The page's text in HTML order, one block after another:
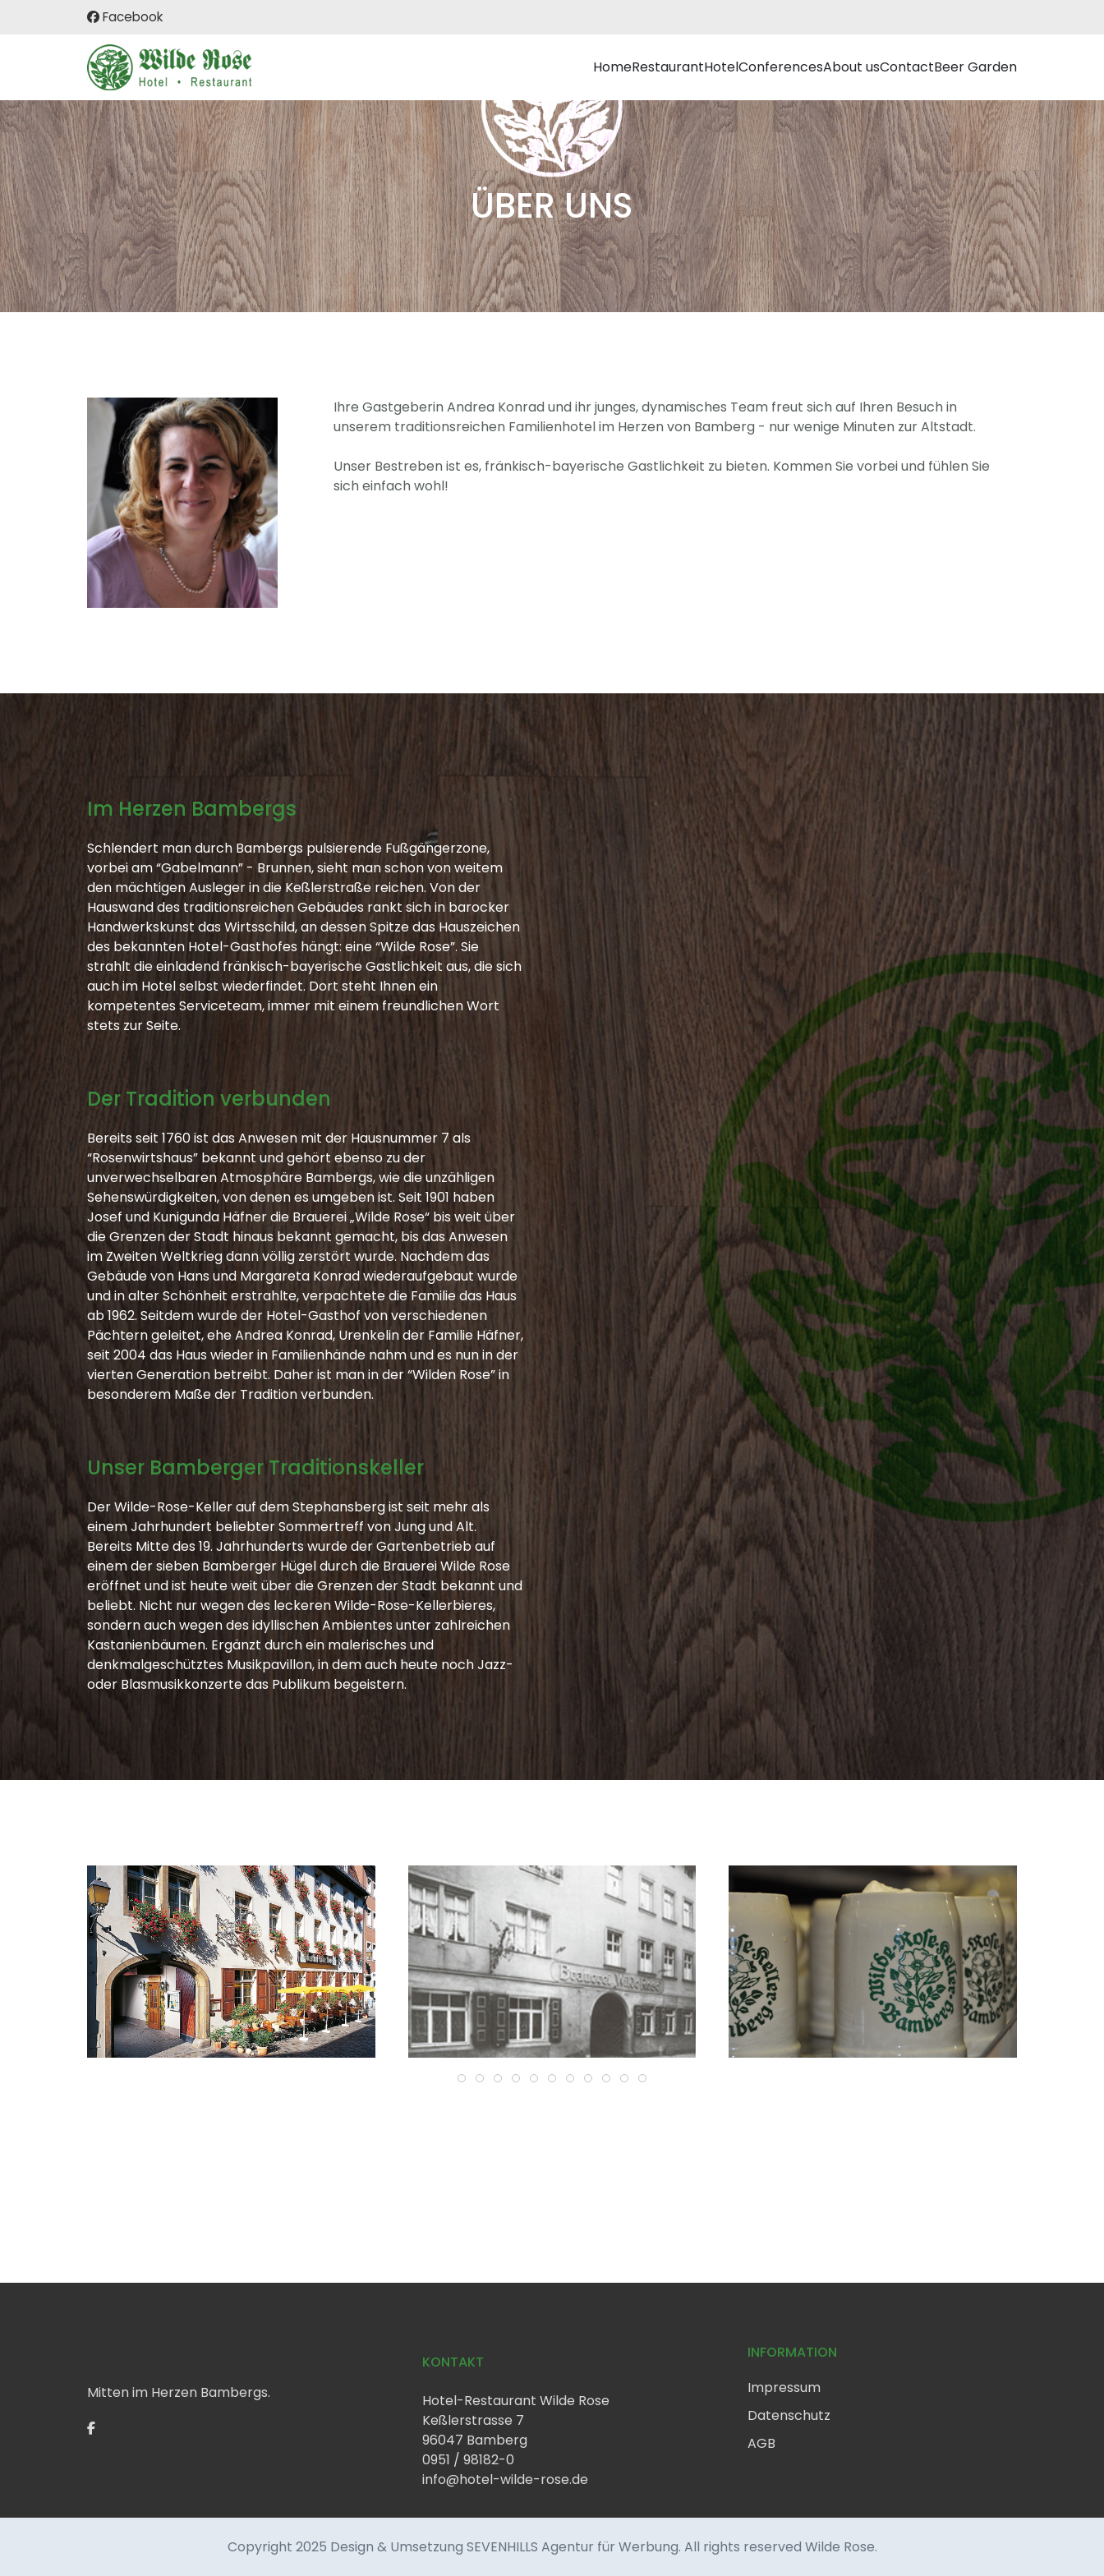
Facebook
HomeRestaurantHotelConferencesAbout usContactBeer Garden
ÜBER UNS
Ihre Gastgeberin Andrea Konrad und ihr junges, dynamisches Team freut sich auf Ihren Besuch in
unserem traditionsreichen Familienhotel im Herzen von Bamberg - nur wenige Minuten zur Altstadt.
Unser Bestreben ist es, fränkisch-bayerische Gastlichkeit zu bieten. Kommen Sie vorbei und fühlen Sie
sich einfach wohl!
Im Herzen Bambergs
Schlendert man durch Bambergs pulsierende Fußgängerzone,
vorbei am “Gabelmann” - Brunnen, sieht man schon von weitem
den mächtigen Ausleger in die Keßlerstraße reichen. Von der
Hauswand des traditionsreichen Gebäudes rankt sich in barocker
Handwerkskunst das Wirtsschild, an dessen Spitze das Hauszeichen
des bekannten Hotel-Gasthofes hängt: eine “Wilde Rose”. Sie
strahlt die einladend fränkisch-bayerische Gastlichkeit aus, die sich
auch im Hotel selbst wiederfindet. Dort steht Ihnen ein
kompetentes Serviceteam, immer mit einem freundlichen Wort
stets zur Seite.
Der Tradition verbunden
Bereits seit 1760 ist das Anwesen mit der Hausnummer 7 als
“Rosenwirtshaus” bekannt und gehört ebenso zu der
unverwechselbaren Atmosphäre Bambergs, wie die unzähligen
Sehenswürdigkeiten, von denen es umgeben ist. Seit 1901 haben
Josef und Kunigunda Häfner die Brauerei „Wilde Rose“ bis weit über
die Grenzen der Stadt hinaus bekannt gemacht, bis das Anwesen
im Zweiten Weltkrieg dann völlig zerstört wurde. Nachdem das
Gebäude von Hans und Margareta Konrad wiederaufgebaut wurde
und in alter Schönheit erstrahlte, verpachtete die Familie das Haus
ab 1962. Seitdem wurde der Hotel-Gasthof von verschiedenen
Pächtern geleitet, ehe Andrea Konrad, Urenkelin der Familie Häfner,
seit 2004 das Haus wieder in Familienhände nahm und es nun in der
vierten Generation betreibt. Daher ist man in der “Wilden Rose” in
besonderem Maße der Tradition verbunden.
Unser Bamberger Traditionskeller
Der Wilde-Rose-Keller auf dem Stephansberg ist seit mehr als
einem Jahrhundert beliebter Sommertreff von Jung und Alt.
Bereits Mitte des 19. Jahrhunderts wurde der Gartenbetrieb auf
einem der sieben Bamberger Hügel durch die Brauerei Wilde Rose
eröffnet und ist heute weit über die Grenzen der Stadt bekannt und
beliebt. Nicht nur wegen des leckeren Wilde-Rose-Kellerbieres,
sondern auch wegen des idyllischen Ambientes unter zahlreichen
Kastanienbäumen. Ergänzt durch ein malerisches und
denkmalgeschütztes Musikpavillon, in dem auch heute noch Jazz-
oder Blasmusikkonzerte das Publikum begeistern.
Mitten im Herzen Bambergs.
KONTAKT
Hotel-Restaurant Wilde Rose
Keßlerstrasse 7
96047 Bamberg
0951 / 98182-0
info@hotel-wilde-rose.de
INFORMATION
Impressum
Datenschutz
AGB
Copyright 2025 Design & Umsetzung SEVENHILLS Agentur für Werbung. All rights reserved Wilde Rose.